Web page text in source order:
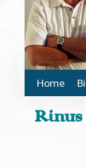
Main
Home
Rinus